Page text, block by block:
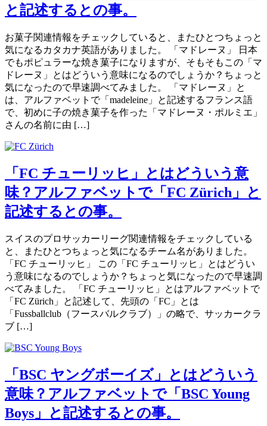
と記述するとの事。
お菓子関連情報をチェックしていると、またひとつちょっと
気になるカタカナ英語がありました。 「マドレーヌ」 日本
でもポピュラーな焼き菓子になりますが、そもそもこの「マ
ドレーヌ」とはどういう意味になるのでしょうか？ちょっと
気になったので早速調べてみました。 「マドレーヌ」と
は、アルファベットで「madeleine」と記述するフランス語
で、初めに子の焼き菓子を作った「マドレーヌ・ポルミエ」
さんの名前に由 […]
「FC チューリッヒ」とはどういう意
味？アルファベットで「FC Zürich」と
記述するとの事。
スイスのプロサッカーリーグ関連情報をチェックしている
と、またひとつちょっと気になるチーム名がありました。
「FC チューリッヒ」 この「FC チューリッヒ」とはどうい
う意味になるのでしょうか？ちょっと気になったので早速調
べてみました。 「FC チューリッヒ」とはアルファベットで
「FC Zürich」と記述して、先頭の「FC」とは
「Fussballclub（フースバルクラブ）」の略で、サッカークラ
ブ […]
「BSC ヤングボーイズ」とはどういう
意味？アルファベットで「BSC Young
Boys」と記述するとの事。